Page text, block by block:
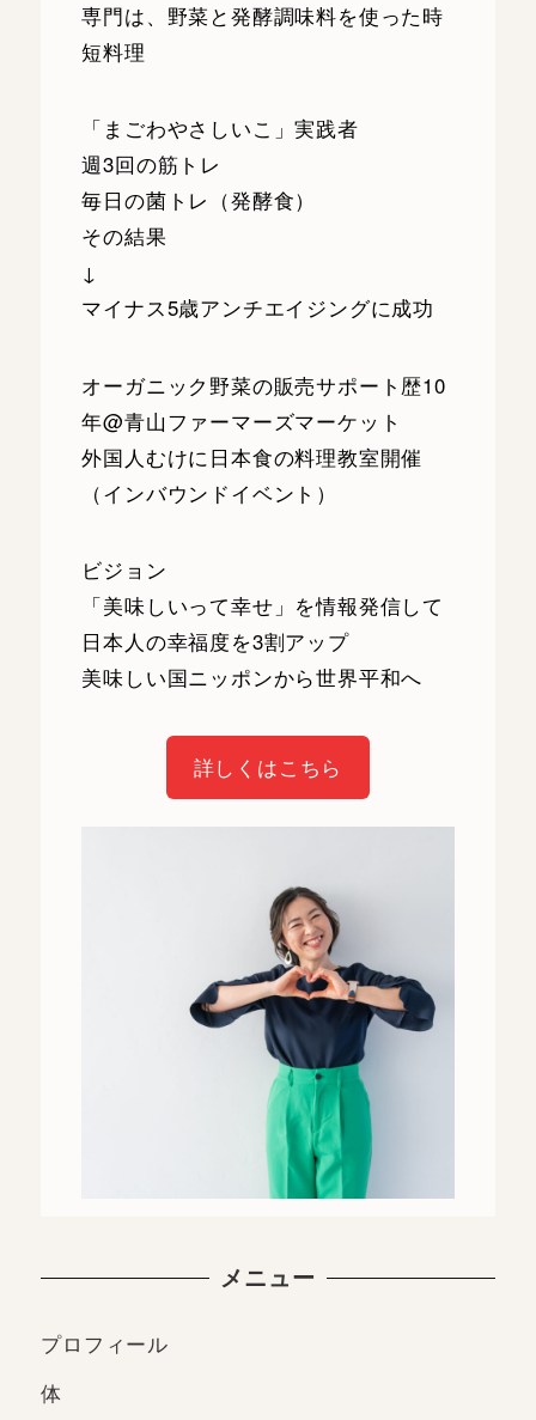
専門は、野菜と発酵調味料を使った時
短料理
「まごわやさしいこ」実践者
週3回の筋トレ
毎日の菌トレ（発酵食）
その結果
↓
マイナス5歳アンチエイジングに成功
オーガニック野菜の販売サポート歴10
年@青山ファーマーズマーケット
外国人むけに日本食の料理教室開催
（インバウンドイベント）
ビジョン
「美味しいって幸せ」を情報発信して
日本人の幸福度を3割アップ
美味しい国ニッポンから世界平和へ
詳しくはこちら
メニュー
プロフィール
体